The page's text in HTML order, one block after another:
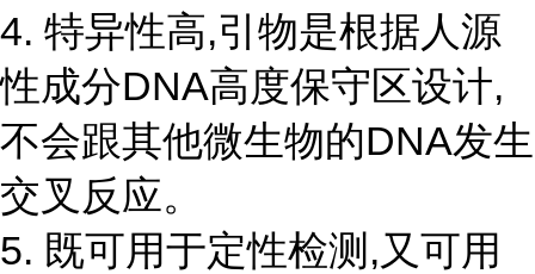
4. 特异性高,引物是根据人源
性成分DNA高度保守区设计,
不会跟其他微生物的DNA发生
交叉反应。
5. 既可用于定性检测,又可用